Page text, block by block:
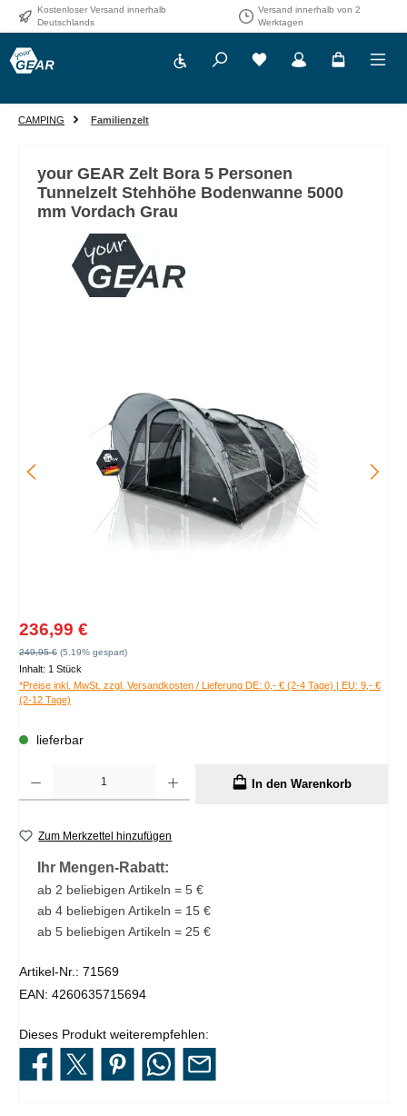
Zum Hauptinhalt springen
Kostenloser Versand innerhalb
Deutschlands
Versand innerhalb von 2
Werktagen
Werkzeugleiste anzeigen
CAMPING Familienzelt
your GEAR Zelt Bora 5 Personen
Tunnelzelt Stehhöhe Bodenwanne 5000
mm Vordach Grau
Verkaufspreis:
236,99 €
Regulärer Preis:
249,95 € (5.19% gespart)
Inhalt: 1 Stück
*Preise inkl. MwSt. zzgl. Versandkosten / Lieferung DE: 0,- € (2-4 Tage) | EU: 9,- €
(2-12 Tage)
lieferbar
In den Warenkorb
Zum Merkzettel hinzufügen
Ihr Mengen-Rabatt:
ab 2 beliebigen Artikeln = 5 €
ab 4 beliebigen Artikeln = 15 €
ab 5 beliebigen Artikeln = 25 €
Artikel-Nr.: 71569
EAN: 4260635715694
Dieses Produkt weiterempfehlen: